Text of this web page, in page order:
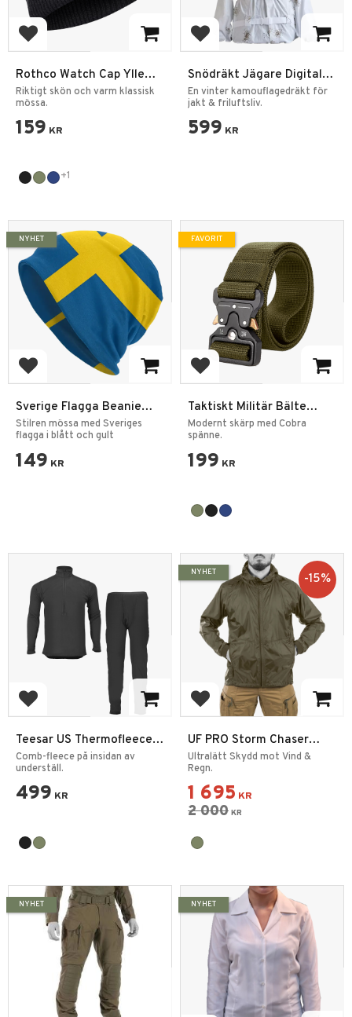
Lägg till i favoriter
Rothco Watch Cap Ylle
Mössa
Riktigt skön och varm klassisk
mössa.
159 KR
+1
Lägg till i favoriter
Snödräkt Jägare Digital
Vinter Kamouflage
En vinter kamouflagedräkt för
jakt & friluftsliv.
599 KR
Lägg till i favoriter
Sverige Flagga Beanie
Mössa One size
Stilren mössa med Sveriges
flagga i blått och gult
149 KR
NYHET
Lägg till i favoriter
Taktiskt Militär Bälte
Quick Release
Modernt skärp med Cobra
spänne.
199 KR
FAVORIT
Lägg till i favoriter
Teesar US Thermofleece
Underställ GEN 3
Comb-fleece på insidan av
underställ.
499 KR
Lägg till i favoriter
UF PRO Storm Chaser
Windbreaker Jacka
Ultralätt Skydd mot Vind &
Regn.
1 695 KR
2 000 KR
15%
NYHET
NYHET NYHET